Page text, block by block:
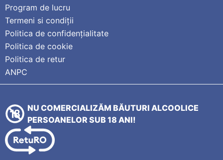
Program de lucru
Termeni si condiții
Politica de confidențialitate
Politica de cookie
Politica de retur
ANPC
NU COMERCIALIZĂM BĂUTURI ALCOOLICE
PERSOANELOR SUB 18 ANI!